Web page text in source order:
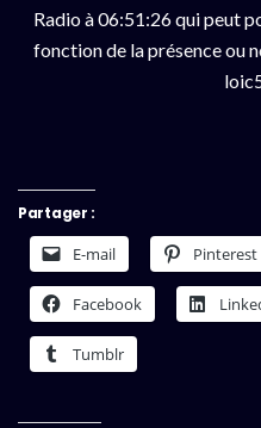
Radio à 06:51:26 qui peut
fonction de la présence ou
Partager :
E-mail Pinterest
Facebook
Tumblr